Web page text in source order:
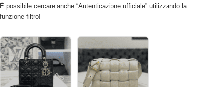
È possibile cercare anche “Autenticazione ufficiale” utilizzando la
funzione filtro!